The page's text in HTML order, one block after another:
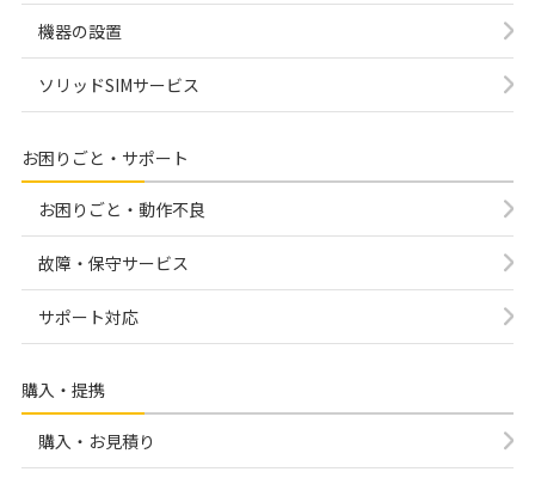
機器の設置
ソリッドSIMサービス
お困りごと・サポート
お困りごと・動作不良
故障・保守サービス
サポート対応
購入・提携
購入・お見積り